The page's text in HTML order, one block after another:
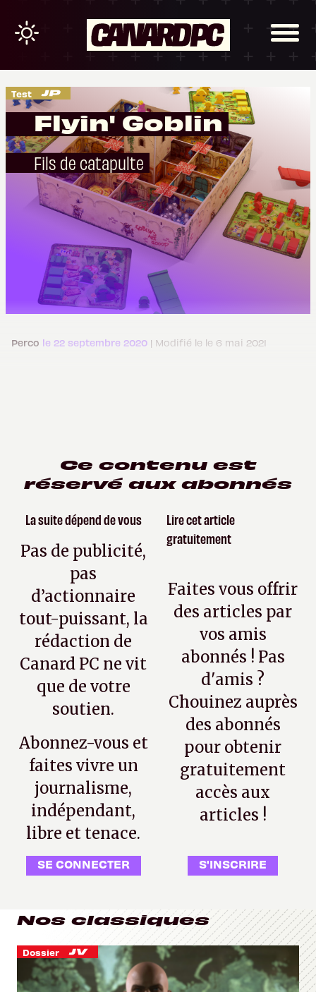
Test
Flyin' Goblin
Fils de catapulte
Perco le 22 septembre 2020 | Modifié le le 6 mai 2021
Ce contenu est
réservé aux abonnés
La suite dépend de vous
Pas de publicité,
pas
d’actionnaire
tout-puissant, la
rédaction de
Canard PC ne vit
que de votre
soutien.
Abonnez-vous et
faites vivre un
journalisme,
indépendant,
libre et tenace.
SE CONNECTER
Lire cet article
gratuitement
Faites vous offrir
des articles par
vos amis
abonnés ! Pas
d'amis ?
Chouinez auprès
des abonnés
pour obtenir
gratuitement
accès aux
articles !
S'INSCRIRE
Nos classiques
Dossier